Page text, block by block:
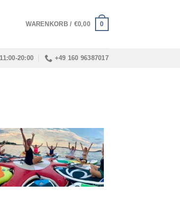
WARENKORB / €0,00 0
20:00 +49 160 96387017